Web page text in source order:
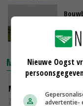
27-02-
MARKTPRIJZEN
Magere melkpoeder
Zuivel NL
Nieuwe Oogst
advertentie-